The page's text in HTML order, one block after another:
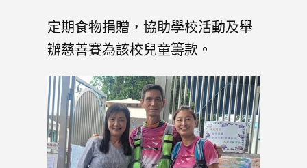
定期食物捐贈，協助學校活動及舉
辦慈善賽為該校兒童籌款。